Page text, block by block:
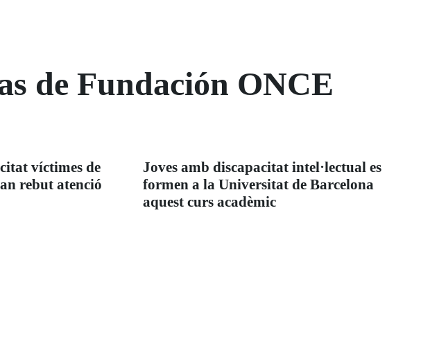
de Fundación ONCE
víctimes de
rebut atenció
Joves amb discapacitat intel·lectual es
formen a la Universitat de Barcelona
aquest curs acadèmic